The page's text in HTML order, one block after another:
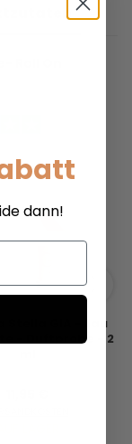
Stella GIA - Eau
- Duftprobe - 2
dann!